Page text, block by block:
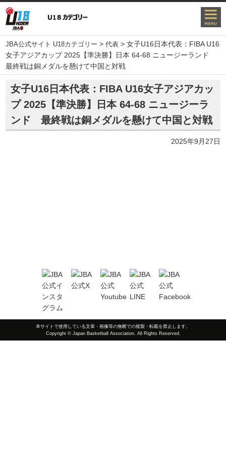
JBA公式サイト U18カテゴリー >代表 >女子U16日本代表：FIBA U16
女子アジアカップ 2025【準決勝】日本 64-68 ニュージーランド
最終戦は銅メダルを懸けて中国と対戦
女子U16日本代表：FIBA U16女子アジアカッ
プ 2025【準決勝】日本 64-68 ニュージーラ
ンド 最終戦は銅メダルを懸けて中国と対戦
2025年9月27日
本サイトで使用している文章・画像等の無断での複製・転載を禁止します。
Copyright © Japan Basketball Association. All Rights Reserved.